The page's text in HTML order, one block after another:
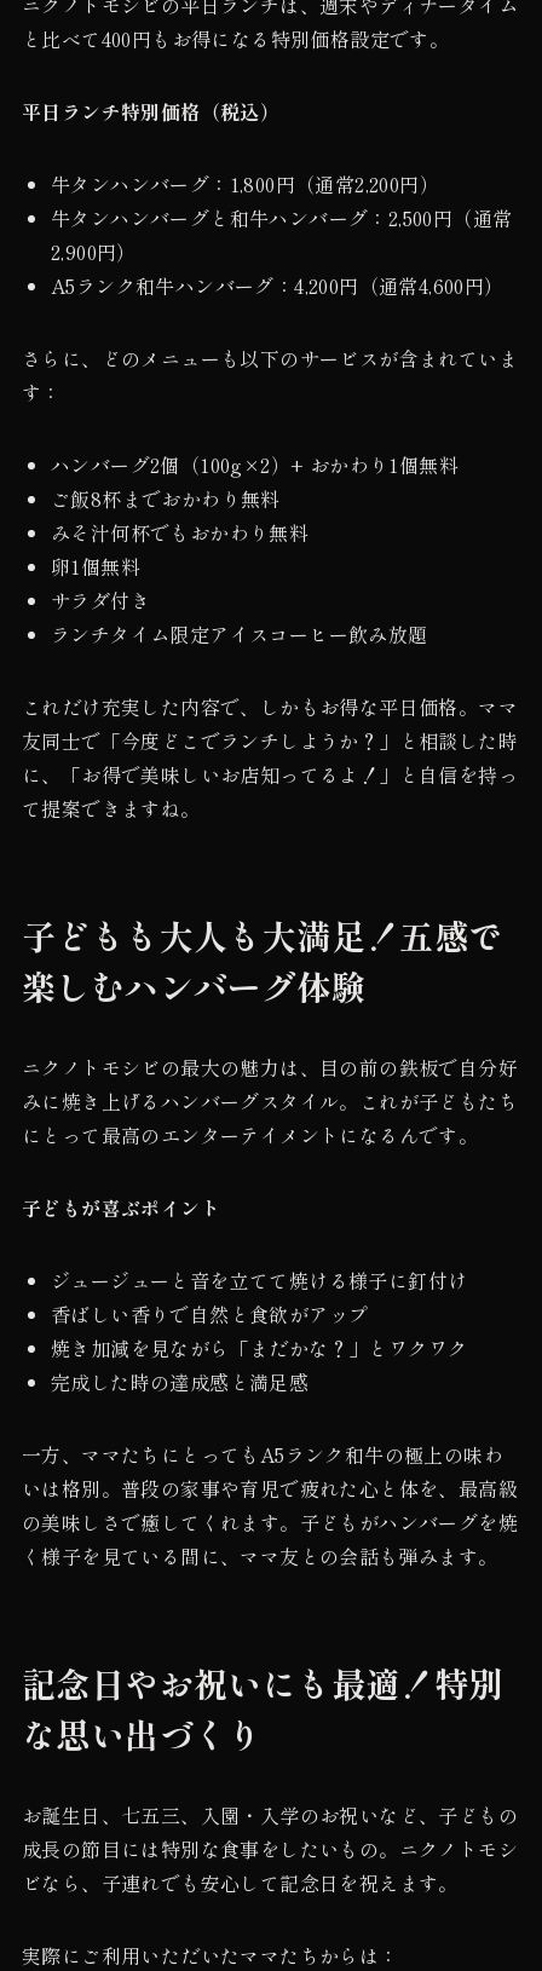
と比べて400円もお得になる特別価格設定です。
平日ランチ特別価格（税込）
牛タンハンバーグ：1,800円（通常2,200円）
牛タンハンバーグと和牛ハンバーグ：2,500円（通常
2,900円）
A5ランク和牛ハンバーグ：4,200円（通常4,600円）
さらに、どのメニューも以下のサービスが含まれていま
す：
ハンバーグ2個（100g×2）+ おかわり1個無料
ご飯8杯までおかわり無料
みそ汁何杯でもおかわり無料
卵1個無料
サラダ付き
ランチタイム限定アイスコーヒー飲み放題
これだけ充実した内容で、しかもお得な平日価格。ママ
友同士で「今度どこでランチしようか？」と相談した時
に、「お得で美味しいお店知ってるよ！」と自信を持っ
て提案できますね。
子どもも大人も大満足！五感で
楽しむハンバーグ体験
ニクノトモシビの最大の魅力は、目の前の鉄板で自分好
みに焼き上げるハンバーグスタイル。これが子どもたち
にとって最高のエンターテイメントになるんです。
子どもが喜ぶポイント
ジュージューと音を立てて焼ける様子に釘付け
香ばしい香りで自然と食欲がアップ
焼き加減を見ながら「まだかな？」とワクワク
完成した時の達成感と満足感
一方、ママたちにとってもA5ランク和牛の極上の味わ
いは格別。普段の家事や育児で疲れた心と体を、最高級
の美味しさで癒してくれます。子どもがハンバーグを焼
く様子を見ている間に、ママ友との会話も弾みます。
記念日やお祝いにも最適！特別
な思い出づくり
お誕生日、七五三、入園・入学のお祝いなど、子どもの
成長の節目には特別な食事をしたいもの。ニクノトモシ
ビなら、子連れでも安心して記念日を祝えます。
実際にご利用いただいたママたちからは：